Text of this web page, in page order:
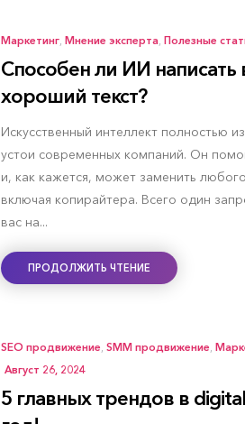
Маркетинг, Мнение эксперта, Полезные
Способен ли ИИ
хороший текст?
Искусственный интеллект полностью
устои современных компаний. Он
и, как кажется, может заменить
включая копирайтера. Всего один
вас на...
ПРОДОЛЖИТЬ ЧТЕНИЕ
SEO продвижение, SMM продвижение,
Август 26, 2024
5 главных трендов в